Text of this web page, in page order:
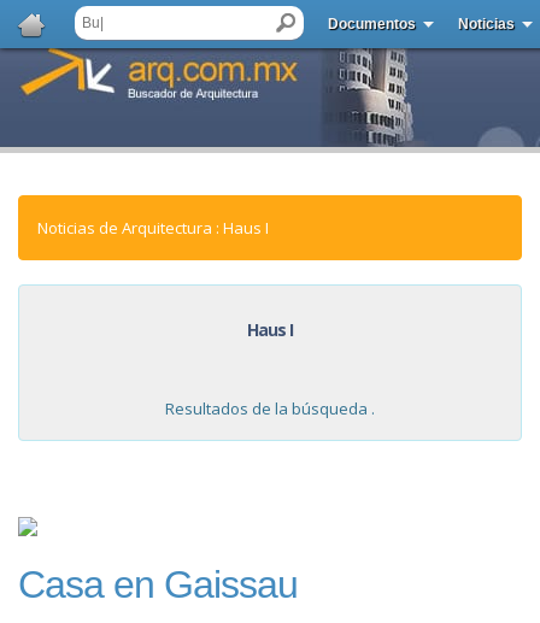
Documentos Noticias
Noticias de Arquitectura : Haus I
Haus I
Resultados de la búsqueda .
Casa en Gaissau